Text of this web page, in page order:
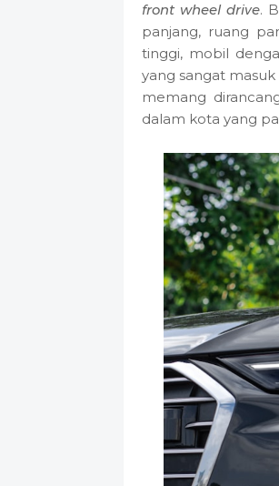
front wheel drive.
panjang, ruang
tinggi, mobil
yang sangat
memang
dalam kota yang